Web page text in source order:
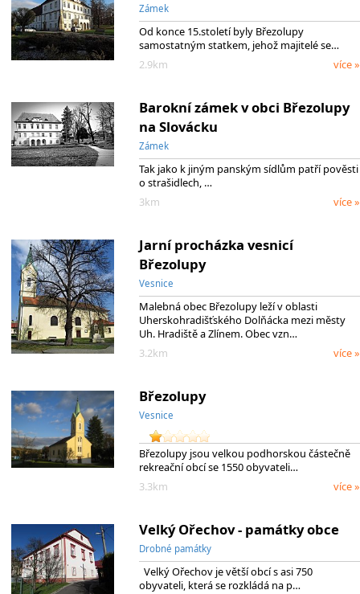
Zámek
Od konce 15.století byly Březolupy
samostatným statkem, jehož majitelé se…
2.9km
více »
Barokní zámek v obci Březolupy
na Slovácku
Zámek
Tak jako k jiným panským sídlům patří pověsti
o strašidlech, …
3km
více »
Jarní procházka vesnicí
Březolupy
Vesnice
Malebná obec Březolupy leží v oblasti
Uherskohradišťského Dolňácka mezi městy
Uh. Hradiště a Zlínem. Obec vzn…
3.2km
více »
Březolupy
Vesnice
Březolupy jsou velkou podhorskou částečně
rekreační obcí se 1550 obyvateli…
3.3km
více »
Velký Ořechov - památky obce
Drobné památky
Velký Ořechov je větší obcí s asi 750
obyvateli, která se rozkládá na p…